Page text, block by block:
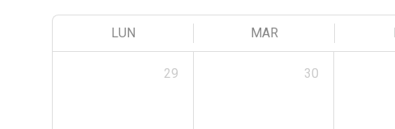
LUN MAR
29 30